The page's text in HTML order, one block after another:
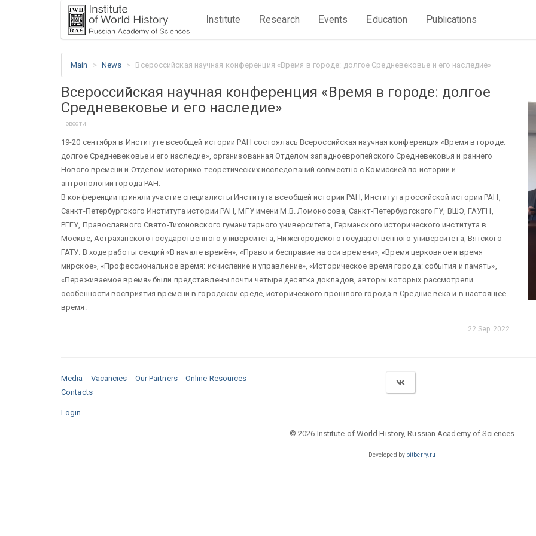
Institute Research Events Education Publications
Main News Всероссийская научная конференция «Время в городе: долгое Средневековье и его наследие»
Всероссийская научная конференция «Время в городе: долгое
Средневековье и его наследие»
Новости
19-20 сентября в Институте всеобщей истории РАН состоялась Всероссийская научная конференция «Время в городе:
долгое Средневековье и его наследие», организованная Отделом западноевропейского Средневековья и раннего
Нового времени и Отделом историко-теоретических исследований совместно с Комиссией по истории и
антропологии города РАН.
В конференции приняли участие специалисты Института всеобщей истории РАН, Института российской истории РАН,
Санкт-Петербургского Института истории РАН, МГУ имени М.В. Ломоносова, Санкт-Петербургского ГУ, ВШЭ, ГАУГН,
РГГУ, Православного Свято-Тихоновского гуманитарного университета, Германского исторического института в
Москве, Астраханского государственного университета, Нижегородского государственного университета, Вятского
ГАТУ. В ходе работы секций «В начале времён», «Право и бесправие на оси времени», «Время церковное и время
мирское», «Профессиональное время: исчисление и управление», «Историческое время города: события и память»,
«Переживаемое время» были представлены почти четыре десятка докладов, авторы которых рассмотрели
особенности восприятия времени в городской среде, исторического прошлого города в Средние века и в настоящее
время.
22 Sep 2022
Media Vacancies Our Partners
Online Resources
Contacts
Login
© 2026 Institute of World History, Russian Academy of Sciences
Developed by bitberry.ru